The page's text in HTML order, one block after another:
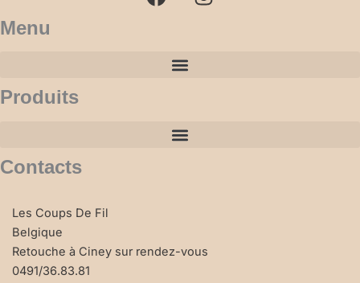
e
t
Menu
Produits
Contacts
Les Coups De Fil
Belgique
Retouche à Ciney sur rendez-vous
0491/36.83.81